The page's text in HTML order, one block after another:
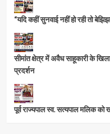
“यदि कहीं सुनवाई नहीं हो रही तो
सीमांत क्षेत्र में अवैध साहूकारी के
प्रदर्शन
पूर्व राज्यपाल स्व. सत्यपाल मलिक को